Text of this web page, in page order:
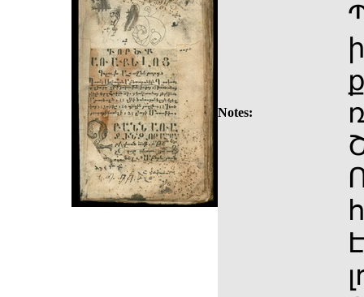
Notes: